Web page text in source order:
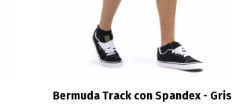
Bermuda Track con Spandex - Gris